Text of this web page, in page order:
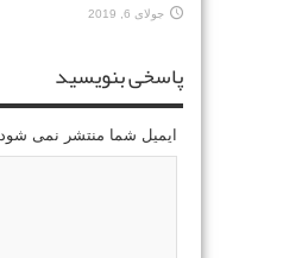
جولای 6, 2019
پاسخی بنویسید
ایمیل شما منتشر نمی شود.